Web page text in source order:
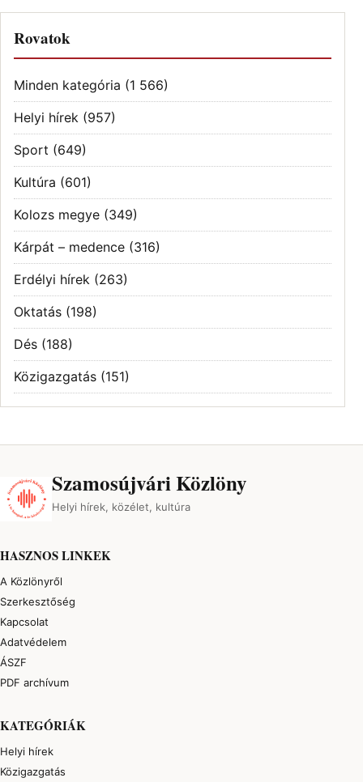
Rovatok
Minden kategória (1 566)
Helyi hírek (957)
Sport (649)
Kultúra (601)
Kolozs megye (349)
Kárpát – medence (316)
Erdélyi hírek (263)
Oktatás (198)
Dés (188)
Közigazgatás (151)
Szamosújvári Közlöny
Helyi hírek, közélet, kultúra
HASZNOS LINKEK
A Közlönyről
Szerkesztőség
Kapcsolat
Adatvédelem
ÁSZF
PDF archívum
KATEGÓRIÁK
Helyi hírek
Közigazgatás